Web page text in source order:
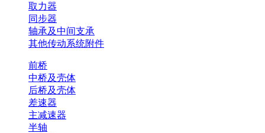
取力器
同步器
轴承及中间支承
其他传动系统附件
前桥
中桥及壳体
后桥及壳体
差速器
主减速器
半轴